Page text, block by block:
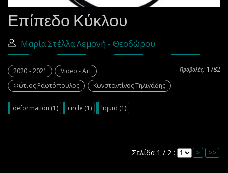
Επίπεδο Κύκλου
Μαρία Στέλλα Λεμονή - Θεοδώρου
Προβολές: 1782
2020 - 2021
Video - Art
Φώτιος Ραφτόπουλος
Κωνσταντίνος Τηλιγάδης
deformation (1) circle (1) liquid (1)
Σελίδα 1 / 2 : > >>